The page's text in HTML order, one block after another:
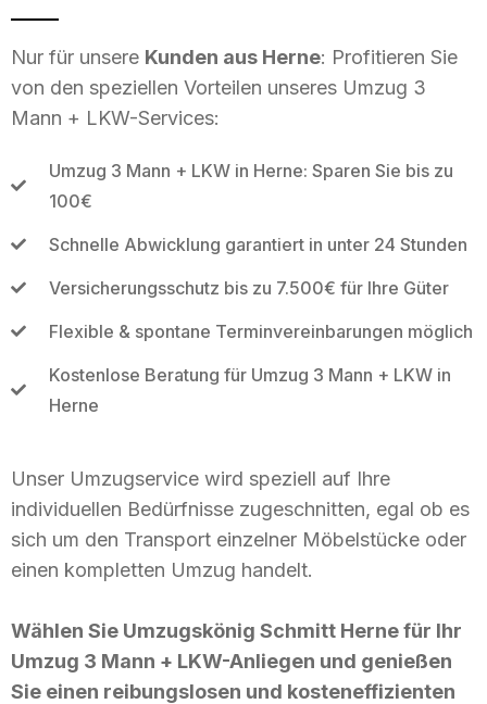
Nur für unsere Kunden aus Herne: Profitieren Sie
von den speziellen Vorteilen unseres Umzug 3
Mann + LKW-Services:
Umzug 3 Mann + LKW in Herne: Sparen Sie bis zu
100€
Schnelle Abwicklung garantiert in unter 24 Stunden
Versicherungsschutz bis zu 7.500€ für Ihre Güter
Flexible & spontane Terminvereinbarungen möglich
Kostenlose Beratung für Umzug 3 Mann + LKW in
Herne
Unser Umzugservice wird speziell auf Ihre
individuellen Bedürfnisse zugeschnitten, egal ob es
sich um den Transport einzelner Möbelstücke oder
einen kompletten Umzug handelt.
Wählen Sie Umzugskönig Schmitt Herne für Ihr
Umzug 3 Mann + LKW-Anliegen und genießen
Sie einen reibungslosen und kosteneffizienten